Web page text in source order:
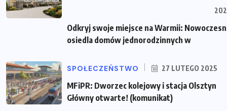
Odkryj swoje miejsce na Warmii:
osiedla domów jednorodzinnych w
SPOŁECZEŃSTWO 27 LUTEGO 2025
MFiPR: Dworzec kolejowy i stacja Olsztyn
Główny otwarte! (komunikat)